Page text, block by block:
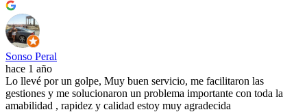
Sonso Peral
hace 1 año
Lo llevé por un golpe, Muy buen servicio, me facilitaron las
gestiones y me solucionaron un problema importante con toda la
amabilidad , rapidez y calidad estoy muy agradecida